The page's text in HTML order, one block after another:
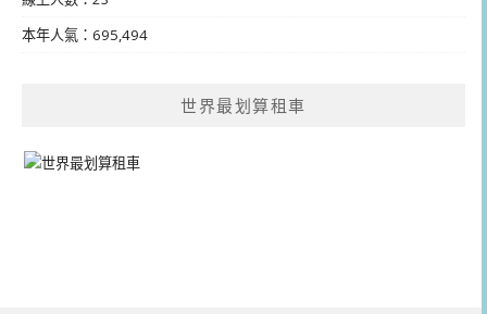
本年人氣：695,494
世界最划算租車